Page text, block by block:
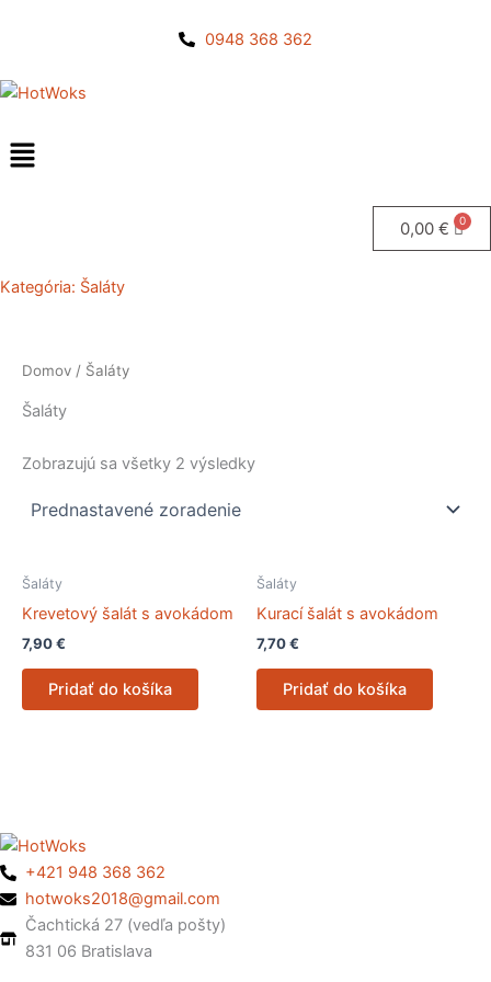
0948 368 362
0,00 €
Kategória: Šaláty
Domov / Šaláty
Šaláty
Zobrazujú sa všetky 2 výsledky
Šaláty
Krevetový šalát s avokádom
7,90€
Pridať do košíka
Šaláty
Kurací šalát s avokádom
7,70€
Pridať do košíka
+421 948 368 362
hotwoks2018@gmail.com
Čachtická 27 (vedľa pošty)
831 06 Bratislava